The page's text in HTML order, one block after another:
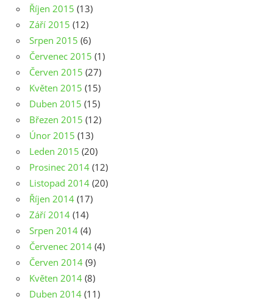
Říjen 2015 (13)
Září 2015 (12)
Srpen 2015 (6)
Červenec 2015 (1)
Červen 2015 (27)
Květen 2015 (15)
Duben 2015 (15)
Březen 2015 (12)
Únor 2015 (13)
Leden 2015 (20)
Prosinec 2014 (12)
Listopad 2014 (20)
Říjen 2014 (17)
Září 2014 (14)
Srpen 2014 (4)
Červenec 2014 (4)
Červen 2014 (9)
Květen 2014 (8)
Duben 2014 (11)